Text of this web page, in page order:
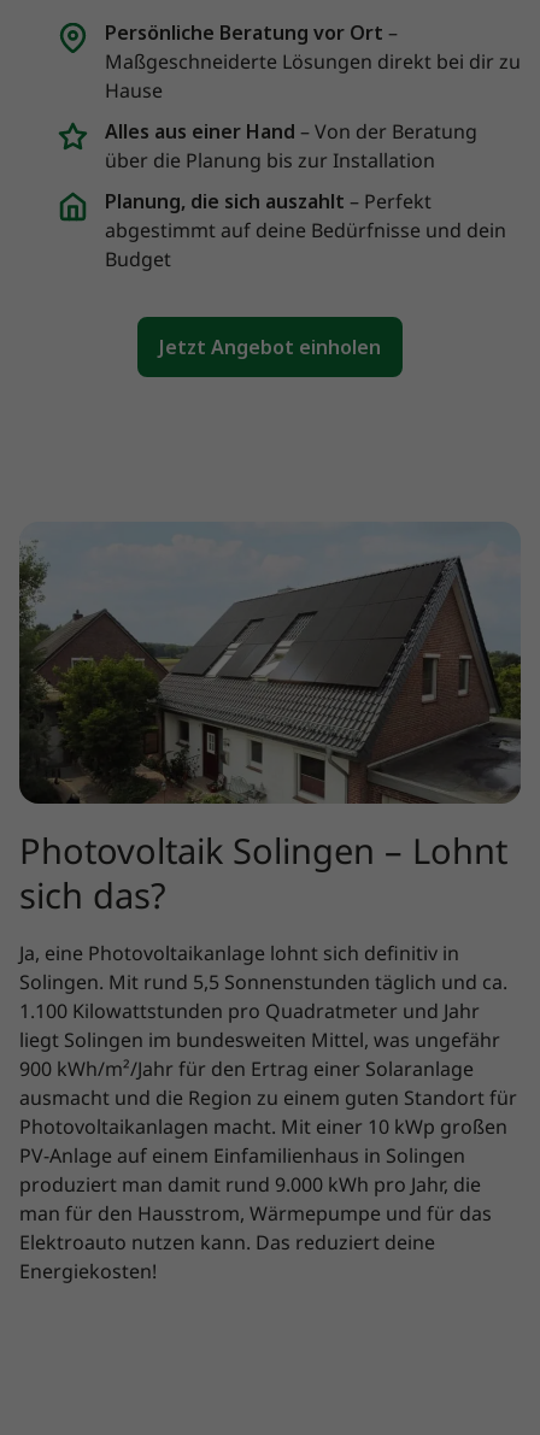
Persönliche Beratung vor Ort –
Maßgeschneiderte Lösungen direkt bei dir zu
Hause
Alles aus einer Hand – Von der Beratung
über die Planung bis zur Installation
Planung, die sich auszahlt – Perfekt
abgestimmt auf deine Bedürfnisse und dein
Budget
Jetzt Angebot einholen
Photovoltaik Solingen – Lohnt
sich das?
Ja, eine Photovoltaikanlage lohnt sich definitiv in
Solingen. Mit rund 5,5 Sonnenstunden täglich und ca.
1.100 Kilowattstunden pro Quadratmeter und Jahr
liegt Solingen im bundesweiten Mittel, was ungefähr
900 kWh/m²/Jahr für den Ertrag einer Solaranlage
ausmacht und die Region zu einem guten Standort für
Photovoltaikanlagen macht. Mit einer 10 kWp großen
PV-Anlage auf einem Einfamilienhaus in Solingen
produziert man damit rund 9.000 kWh pro Jahr, die
man für den Hausstrom, Wärmepumpe und für das
Elektroauto nutzen kann. Das reduziert deine
Energiekosten!